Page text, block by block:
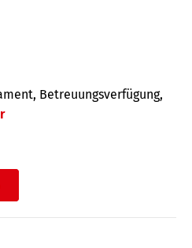
Be­treuungs­verfü­gung,